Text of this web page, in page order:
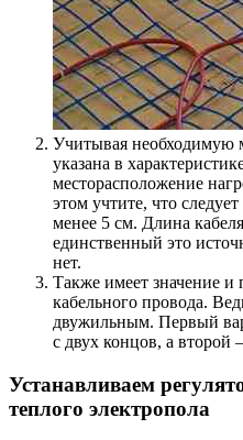
Учитывая необходимую
указана в
месторасположение
этом учтите, что
менее 5 см. Длина кабеля
единственный это
нет.
Также имеет значение и
кабельного провода.
двужильным. Первый
с двух концов, а второй
Устанавливаем
теплого электропола